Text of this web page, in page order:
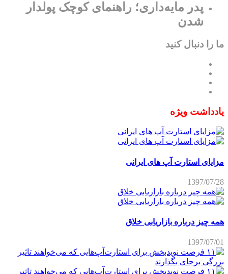
پدر مایه‌داری؛ راهنمای کوچک پولدار
شدن
ما را دنبال کنید
یادداشت ویژه
مزایای استارت آپ های ایرانی
1397/07/28
همه چیز درباره بازاریابی خلاق
1397/07/01